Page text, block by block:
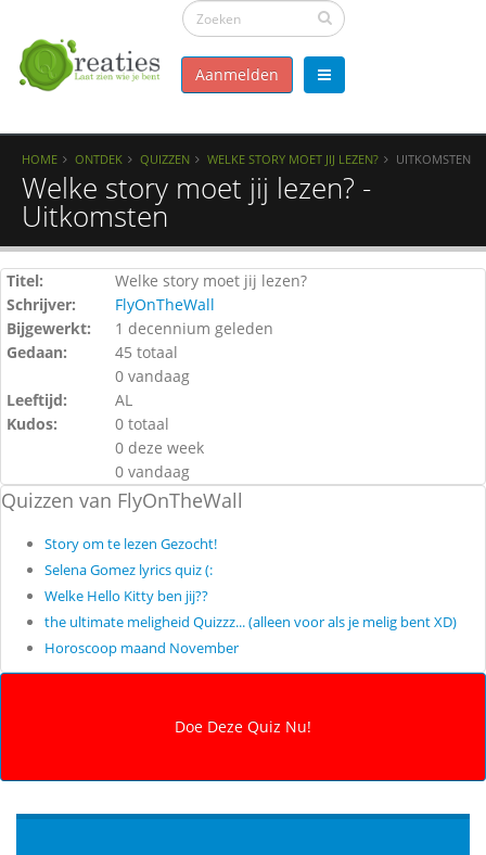
Aanmelden
HOME ONTDEK QUIZZEN WELKE STORY MOET JIJ LEZEN? UITKOMSTEN
Welke story moet jij lezen? -
Uitkomsten
Titel:
Welke story moet jij lezen?
Schrijver:
FlyOnTheWall
Bijgewerkt:
1 decennium geleden
Gedaan:
45 totaal
0 vandaag
Leeftijd:
AL
Kudos:
0 totaal
0 deze week
0 vandaag
Quizzen van FlyOnTheWall
Story om te lezen Gezocht!
Selena Gomez lyrics quiz (:
Welke Hello Kitty ben jij??
the ultimate meligheid Quizzz... (alleen voor als je melig bent XD)
Horoscoop maand November